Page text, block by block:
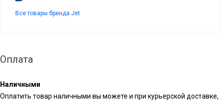
Все товары бренда Jet
Оплата
Наличными
Оплатить товар наличными вы можете и при курьерской доставке,